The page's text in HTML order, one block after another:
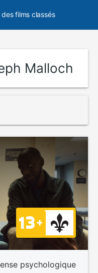
films classés
Malloch
psychologique